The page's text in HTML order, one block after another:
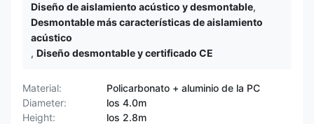
Diseño de aislamiento acústico y desmontable,
Desmontable más características de aislamiento
acústico
, Diseño desmontable y certificado CE
Material:
Policarbonato + aluminio de la PC
Diameter:
los 4.0m
Height:
los 2.8m